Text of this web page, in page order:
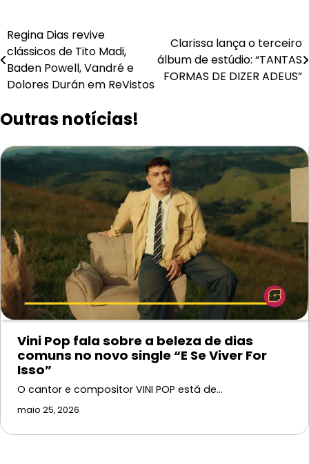
Navegação
de
Post
Regina Dias revive
clássicos de Tito Madi,
Baden Powell, Vandré e
Dolores Durán em ReVistos
Clarissa lança o terceiro
álbum de estúdio: “TANTAS
FORMAS DE DIZER ADEUS”
Outras notícias!
Vini Pop fala sobre a beleza de dias
comuns no novo single “E Se Viver For
Isso”
O cantor e compositor VINI POP está de…
maio 25, 2026